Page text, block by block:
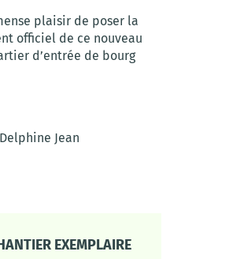
plaisir de poser la
officiel de ce nouveau
d’entrée de bourg
Jean
EXEMPLAIRE